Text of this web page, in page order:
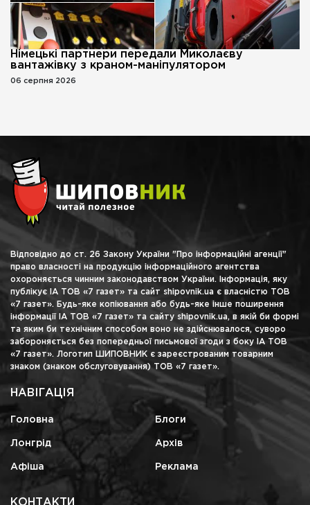
Німецькі партнери передали Миколаєву
вантажівку з краном-маніпулятором
06 серпня 2026
Відповідно до ст. 26 Закону України "Про інформаційні агенції"
право власності на продукцію інформаційного агентства
охороняється чинним законодавством України. Інформація, яку
публікує ІА ТОВ «7 газет» та сайт shipovnik.ua є власністю ТОВ
«7 газет». Будь-яке копіювання або будь-яке інше поширення
інформації ІА ТОВ «7 газет» та сайту shipovnik.ua, в якій би формі
та яким би технічним способом воно не здійснювалося, суворо
забороняється без попередньої письмової згоди з боку ІА ТОВ
«7 газет». Логотип ШИПОВНИК є зареєстрованим товарним
знаком (знаком обслуговування) ТОВ «7 газет».
НАВІГАЦІЯ
Головна Блоги
Лонгрід Архів
Афіша Реклама
КОНТАКТИ